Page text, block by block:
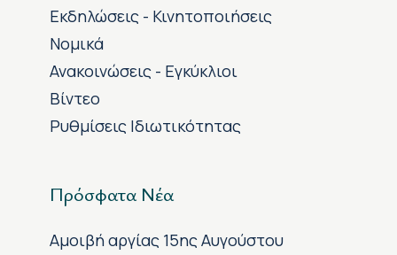
Εκδηλώσεις - Κινητοποιήσεις
Νομικά
Ανακοινώσεις - Εγκύκλιοι
Βίντεο
Ρυθμίσεις Ιδιωτικότητας
Πρόσφατα Νέα
Αμοιβή αργίας 15ης Αυγούστου